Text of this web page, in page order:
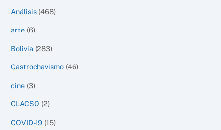
Análisis (468)
arte (6)
Bolivia (283)
Castrochavismo (46)
cine (3)
CLACSO (2)
COVID-19 (15)